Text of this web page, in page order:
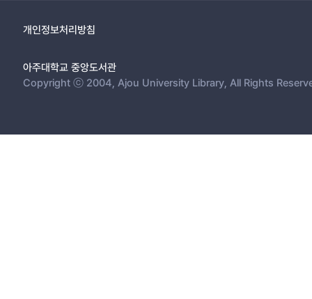
개인정보처리방침
아주대학교 중앙도서관
Copyright ⓒ 2004, Ajou University Library, All Rights